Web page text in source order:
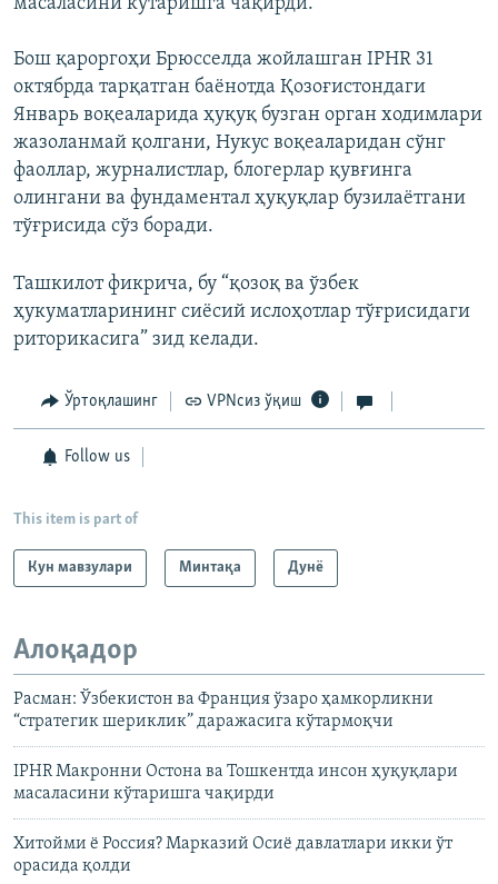
Бош қароргоҳи Брюсселда жойлашган IPHR 31
октябрда тарқатган баёнотда Қозоғистондаги
Январь воқеаларида ҳуқуқ бузган орган ходимлари
жазоланмай қолгани, Нукус воқеаларидан сўнг
фаоллар, журналистлар, блогерлар қувғинга
олингани ва фундаментал ҳуқуқлар бузилаётгани
тўғрисида сўз боради.
Ташкилот фикрича, бу “қозоқ ва ўзбек
ҳукуматларининг сиёсий ислоҳотлар тўғрисидаги
риторикасига” зид келади.
Ўртоқлашинг VPNсиз ўқиш
Follow us
This item is part of
Кун мавзулари Минтақа Дунë
Алоқадор
Расман: Ўзбекистон ва Франция ўзаро ҳамкорликни
“стратегик шериклик” даражасига кўтармоқчи
IPHR Макронни Остона ва Тошкентда инсон ҳуқуқлари
масаласини кўтаришга чақирди
Хитойми ё Россия? Марказий Осиё давлатлари икки ўт
орасида қолди